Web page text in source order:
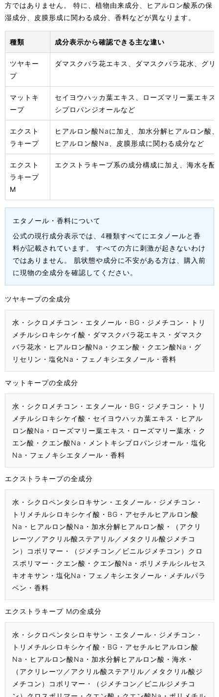
方ではありません。 特に、植物由来成分、ヒアルロン酸系の保
湿成分、皮膜形成に関わる成分、香料などが異なります。
種類 成分表示から確認できる主な違い
ツヤキー
プ
ダマスクバラ花エキス、ダマスクバラ花水、グリ
マットキ
ープ
セイヨウハッカ葉エキス、ローズマリー葉エキス
シプロパンジオールなど
エクスト
ラキープ
ヒアルロン酸Naに加え、加水分解ヒアルロン酸
ヒアルロン酸Na、皮膜形成に関わる成分など
エクスト
ラキープ
M
エクストラキープ系の成分構成に加え、海水を配
エタノール・香料について
公式の現行成分表示では、4種類すべてにエタノールと香
料が記載されています。 すべての方に刺激が起きないわけ
ではありません。 肌状態や成分に不安がある方は、購入前
に現物の全成分を確認してください。
ツヤキープの全成分
水・シクロメチコン・エタノール・BG・ジメチコン・トリ
メチルシロキシケイ酸・ダマスクバラ花エキス・ダマスク
バラ花水・ヒアルロン酸Na・クエン酸・クエン酸Na・グ
リセリン・塩化Na・フェノキシエタノール・香料
マットキープの全成分
水・シクロメチコン・エタノール・BG・ジメチコン・トリ
メチルシロキシケイ酸・セイヨウハッカ葉エキス・ヒアル
ロン酸Na・ローズマリー葉エキス・ローズマリー葉水・ク
エン酸・クエン酸Na・メントキシプロパンジオール・塩化
Na・フェノキシエタノール・香料
エクストラキープの全成分
水・シクロペンタシロキサン・エタノール・ジメチコン・
トリメチルシロキシケイ酸・BG・アセチルヒアルロン酸
Na・ヒアルロン酸Na・加水分解ヒアルロン酸・（アクリ
レーツ／アクリル酸ステアリル／メタクリル酸ジメチコ
ン）コポリマー・（ジメチコン／ビニルジメチコン）クロ
スポリマー・クエン酸・クエン酸Na・ポリメチルシルセス
キオキサン・塩化Na・フェノキシエタノール・メチルパラ
ベン・香料
エクストラキープ Mの全成分
水・シクロペンタシロキサン・エタノール・ジメチコン・
トリメチルシロキシケイ酸・BG・アセチルヒアルロン酸
Na・ヒアルロン酸Na・加水分解ヒアルロン酸・海水・
（アクリレーツ／アクリル酸ステアリル／メタクリル酸ジ
メチコン）コポリマー・（ジメチコン／ビニルジメチコ